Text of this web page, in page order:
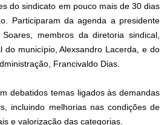
do sindicato em pouco mais de 30 dias
Participaram da agenda a presidente
membros da diretoria sindical,
do município, Alexsandro Lacerda, e do
Francivaldo Dias.
debatidos temas ligados às demandas
incluindo melhorias nas condições de
e valorização das categorias.